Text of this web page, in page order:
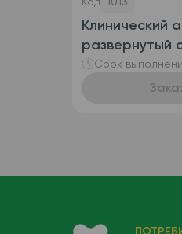
Клинический
развернутый
определением
Срок